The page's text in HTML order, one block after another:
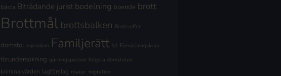
bästa Biträdande jurist bodelning boende brott
Brottmålbrottsbalken Brottsoffer
domstol egendom Familjerätt fel Försörjningskrav
förundersökning gärningsperson högsta domstolen
kriminalvården lagförslag makar migration